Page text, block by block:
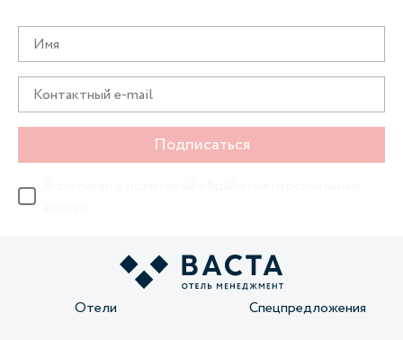
Подписаться
Отели Спецпредложения